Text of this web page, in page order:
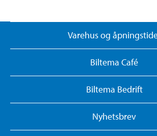
Varehus og
Biltema Café
Biltema Bedrift
Nyhetsbrev